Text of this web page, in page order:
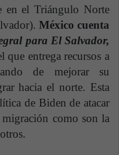
en el Triángulo Norte
México cuenta
para El Salvador,
que entrega recursos a
de mejorar su
hacia el norte. Esta
de Biden de atacar
como son la